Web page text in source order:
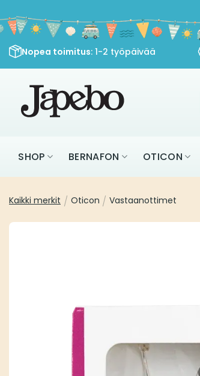
sisältöön
Nopea toimitus: 1-2 työpäivää
SHOP BERNAFON OTICON
Kaikki merkit / Oticon / Vastaanottimet